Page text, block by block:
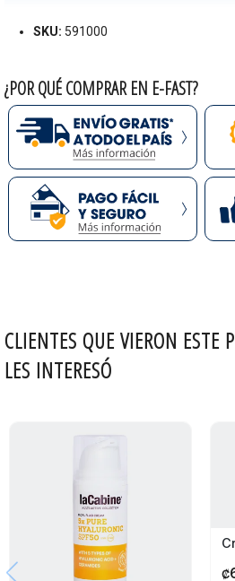
Beneficios
Cantidad
velo:
50 g
Gel base:
Vehículo versátil y
combinaciones de
Uso gel base:
Incorporación de
Colágeno
Marca
SKU: 591000
¿POR QUÉ COMPRAR EN E-FAST?
CLIENTES QUE VIERON ESTE
LES INTERESÓ
₡